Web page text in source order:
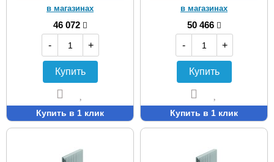
в магазинах
46 072
-
+
Купить
Купить в 1 клик
в магазинах
50 466
-
+
Купить
Купить в 1 клик